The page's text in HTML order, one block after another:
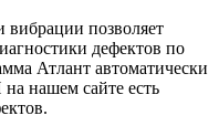
вибрации позволяет
дефектов по
Атлант автоматически
на нашем сайте есть